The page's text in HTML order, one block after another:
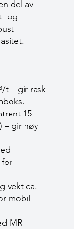
del av
og
t – gir rask
15
– gir høy
for
vekt ca.
mobil
MR